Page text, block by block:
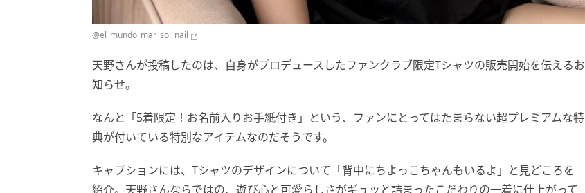
@el_mundo_mar_sol_nail
天野さんが投稿したのは、自身がプロデュースしたファンクラブ限定Tシャツの販売開始を伝えるお
知らせ。
なんと「5着限定！お名前入りお手紙付き」という、ファンにとってはたまらない超プレミアムな特
典が付いている特別なアイテムなのだそうです。
キャプションには、Tシャツのデザインについて「背中にちよっこちゃんもいるよ」と見どころを
紹介。天野さんならではの、遊び心と可愛らしさがギュッと詰まったこだわりの一着に仕上がって